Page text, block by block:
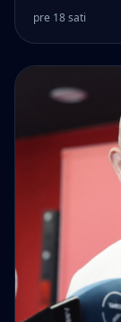
pre 18 sati